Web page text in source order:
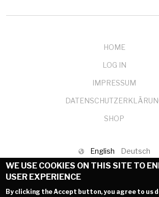
HOME
LOG IN
IMPRESSUM
SHOP
English Deutsch
© 1999-2025 mendelson-e-commerce
WE USE COOKIES ON THIS SITE TO
USER EXPERIENCE
By clicking the Accept button, you agree to us